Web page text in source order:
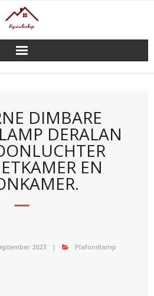
DIMBARE
DERALAN
EN
2023 Plafondlamp